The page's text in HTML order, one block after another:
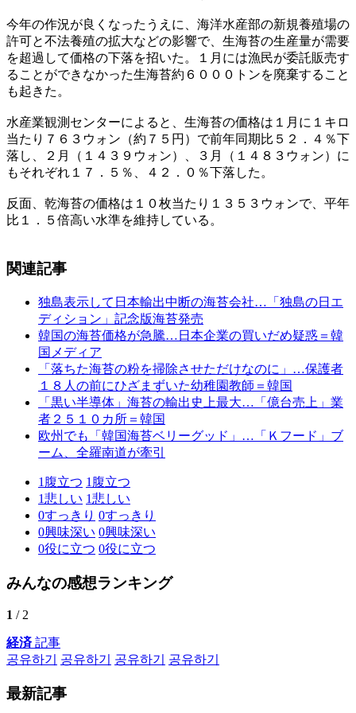
今年の作況が良くなったうえに、海洋水産部の新規養殖場の
許可と不法養殖の拡大などの影響で、生海苔の生産量が需要
を超過して価格の下落を招いた。１月には漁民が委託販売す
ることができなかった生海苔約６０００トンを廃棄すること
も起きた。
水産業観測センターによると、生海苔の価格は１月に１キロ
当たり７６３ウォン（約７５円）で前年同期比５２．４％下
落し、２月（１４３９ウォン）、３月（１４８３ウォン）に
もそれぞれ１７．５％、４２．０％下落した。
反面、乾海苔の価格は１０枚当たり１３５３ウォンで、平年
比１．５倍高い水準を維持している。
関連記事
独島表示して日本輸出中断の海苔会社…「独島の日エ
ディション」記念版海苔発売
韓国の海苔価格が急騰…日本企業の買いだめ疑惑＝韓
国メディア
「落ちた海苔の粉を掃除させただけなのに」…保護者
１８人の前にひざまずいた幼稚園教師＝韓国
「黒い半導体」海苔の輸出史上最大…「億台売上」業
者２５１０カ所＝韓国
欧州でも「韓国海苔ベリーグッド」…「Ｋフード」ブ
ーム、全羅南道が牽引
1 腹立つ 1 腹立つ
1悲しい 1悲しい
0すっきり 0すっきり
0興味深い 0興味深い
0役に立つ 0役に立つ
みんなの感想ランキング
1 / 2
経済記事
공유하기
공유하기 공유하기 공유하기
最新記事